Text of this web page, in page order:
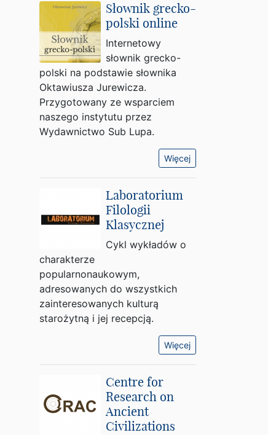
Słownik grecko-
polski online
Internetowy
słownik grecko-
polski na podstawie słownika
Oktawiusza Jurewicza.
Przygotowany ze wsparciem
naszego instytutu przez
Wydawnictwo Sub Lupa.
Więcej
Laboratorium
Filologii
Klasycznej
Cykl wykładów o
charakterze
popularnonaukowym,
adresowanych do wszystkich
zainteresowanych kulturą
starożytną i jej recepcją.
Więcej
Centre for
Research on
Ancient
Civilizations